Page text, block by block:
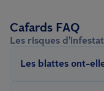
Cafards FAQ
Les risques
Les blattes ont-